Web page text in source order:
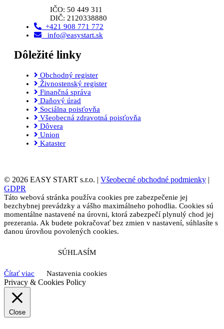
IČO: 50 449 311
DIČ: 2120338880
+421 908 771 772
info@easystart.sk
Dôležité linky
Obchodný register
Živnostenský register
Finančná správa
Daňový úrad
Sociálna poisťovňa
Všeobecná zdravotná poisťovňa
Dôvera
Union
Kataster
© 2026 EASY START s.r.o. | Všeobecné obchodné podmienky |
GDPR
Táto webová stránka používa cookies pre zabezpečenie jej
bezchybnej prevádzky a vášho maximálneho pohodlia. Cookies sú
momentálne nastavené na úrovni, ktorá zabezpečí plynulý chod jej
prezerania. Ak budete pokračovať bez zmien v nastavení, súhlasíte s
danou úrovňou povolených cookies.
SÚHLASÍM
Čítať viac Nastavenia cookies
Privacy & Cookies Policy
Close